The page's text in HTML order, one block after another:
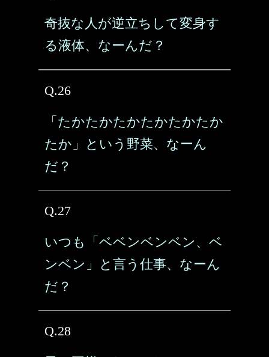
奇抜な人が逆立ちして変身す
る液体、なーんだ？
Q.26
「たかたかたかたかたかたか
たか」という野菜、なーん
だ？
Q.27
いつも「ベベンベンベン、ベ
ンベン」と言う仕事、なーん
だ？
Q.28